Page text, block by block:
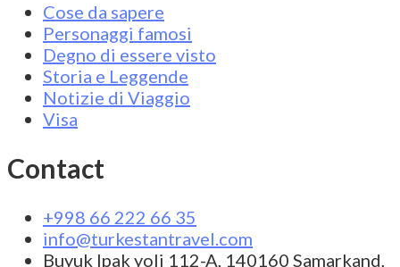
Cose da sapere
Personaggi famosi
Degno di essere visto
Storia e Leggende
Notizie di Viaggio
Visa
Contact
+998 66 222 66 35
info@turkestantravel.com
Buyuk Ipak yoli 112-A, 140160 Samarkand,